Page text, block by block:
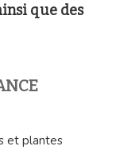
que des
et plantes